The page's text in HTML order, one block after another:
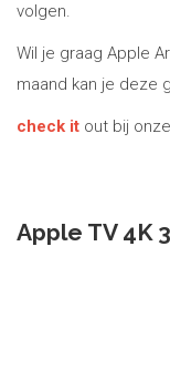
volgen.
Wil je graag Apple
maand kan je deze
check it out bij
Apple TV 4K